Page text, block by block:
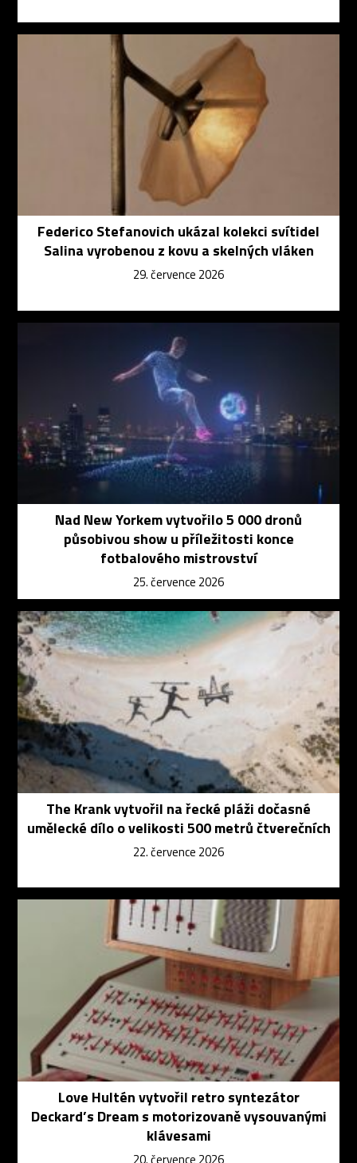
Federico Stefanovich ukázal kolekci svítidel
Salina vyrobenou z kovu a skelných vláken
29. července 2026
Nad New Yorkem vytvořilo 5 000 dronů
působivou show u příležitosti konce
fotbalového mistrovství
25. července 2026
The Krank vytvořil na řecké pláži dočasné
umělecké dílo o velikosti 500 metrů čtverečních
22. července 2026
Love Hultén vytvořil retro syntezátor
Deckard’s Dream s motorizovaně vysouvanými
klávesami
20. července 2026